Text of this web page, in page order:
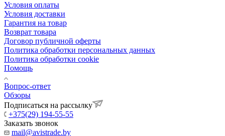
Условия оплаты
Условия доставки
Гарантия на товар
Возврат товара
Договор публичной оферты
Политика обработки персональных данных
Политика обработки cookie
Помощь
Вопрос-ответ
Обзоры
Подписаться на рассылку
+375(29) 194-55-55
Заказать звонок
mail@avistrade.by